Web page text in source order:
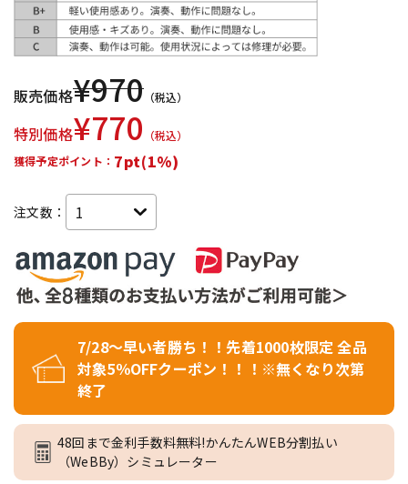
販売価格¥970 （税込）
特別価格¥770 （税込）
獲得予定ポイント： 7pt(1%)
注文数：
7/28～早い者勝ち！！先着1000枚限定 全品
対象5％OFFクーポン！！！※無くなり次第
終了
48回まで金利手数料無料!かんたんWEB分割払い
（WeBBy）シミュレーター